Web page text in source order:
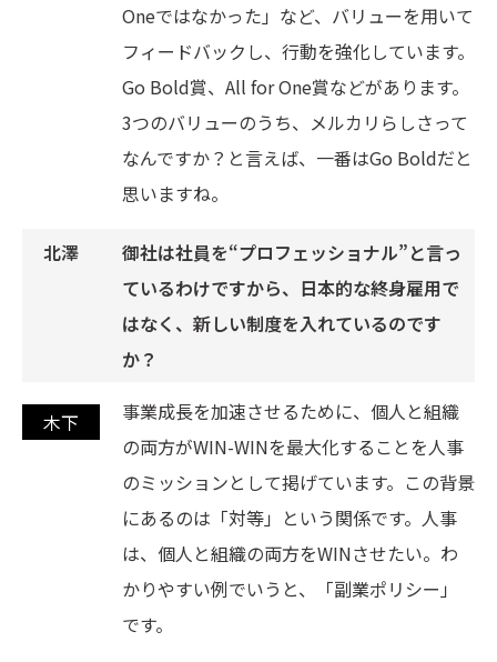
Oneではなかった」など、バリューを用いて
フィードバックし、行動を強化しています。
Go Bold賞、All for One賞などがあります。
3つのバリューのうち、メルカリらしさって
なんですか？と言えば、一番はGo Boldだと
思いますね。
御社は社員を“プロフェッショナル”と言っ
ているわけですから、日本的な終身雇用で
はなく、新しい制度を入れているのです
か？
事業成長を加速させるために、個人と組織
の両方がWIN-WINを最大化することを人事
のミッションとして掲げています。この背景
にあるのは「対等」という関係です。人事
は、個人と組織の両方をWINさせたい。わ
かりやすい例でいうと、「副業ポリシー」
です。